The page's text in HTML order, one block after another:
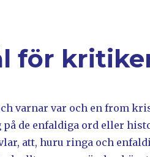
för
varnar var och en from
de enfaldiga ord eller
att, huru ringa och